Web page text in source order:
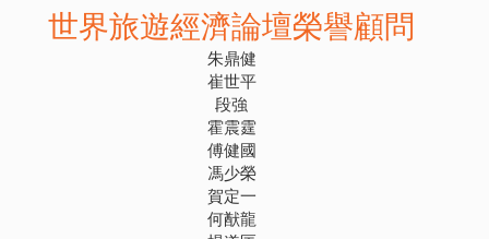
世界旅遊經濟論壇榮譽顧問
朱鼎健
崔世平
段強
霍震霆
傅健國
馮少榮
賀定一
何猷龍